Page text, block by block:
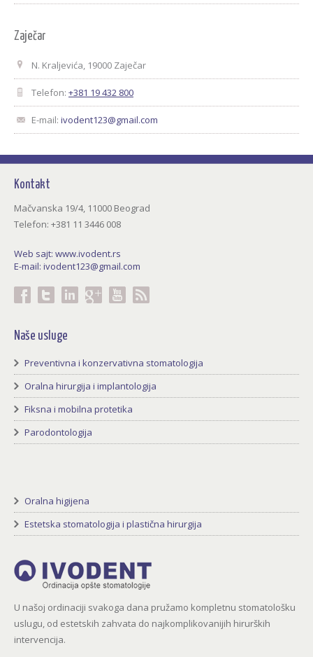
Zaječar
N. Kraljevića, 19000 Zaječar
Telefon: +381 19 432 800
E-mail: ivodent123@gmail.com
Kontakt
Mačvanska 19/4, 11000 Beograd
Telefon: +381 11 3446 008
Web sajt: www.ivodent.rs
E-mail: ivodent123@gmail.com
Naše usluge
Preventivna i konzervativna stomatologija
Oralna hirurgija i implantologija
Fiksna i mobilna protetika
Parodontologija
Oralna higijena
Estetska stomatologija i plastična hirurgija
U našoj ordinaciji svakoga dana pružamo kompletnu stomatološku
uslugu, od estetskih zahvata do najkomplikovanijih hirurških
intervencija.